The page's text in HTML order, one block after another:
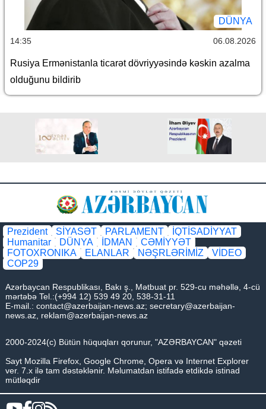
DÜNYA
14:35 06.08.2026
Rusiya Ermənistanla ticarət dövriyyəsində kəskin azalma
olduğunu bildirib
Prezident SİYASƏT PARLAMENT
İQTİSADİYYAT
Humanitar
DÜNYA İDMAN
CƏMİYYƏT
FOTOXRONIKA
ELANLAR NƏŞRLƏRİMİZ
VİDEO
COP29
Azərbaycan Respublikası, Bakı ş., Mətbuat pr. 529-cu məhəllə, 4-cü
mərtəbə Tel.:(+994 12) 539 49 20, 538-31-11
E-mail.: contact@azerbaijan-news.az; secretary@azerbaijan-
news.az reklam@azerbaijan-news.az
2000-2024(c) Bütün hüquqları qorunur, "AZƏRBAYCAN" qəzeti
Sayt Mozilla Firefox, Google Chrome, Opera və Internet Explorer
ver. 7.x ilə tam dəstəklənir. Məlumatdan istifadə etdikdə istinad
mütləqdir